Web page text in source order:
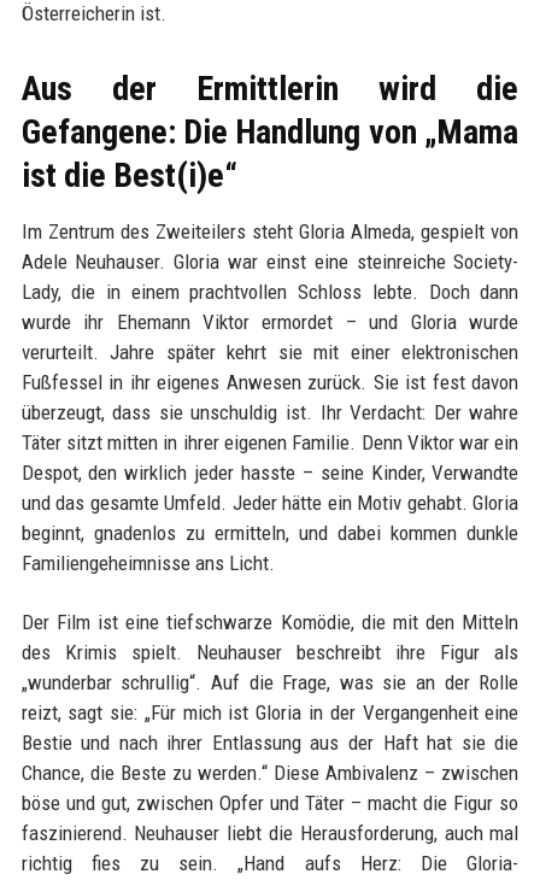
Österreicherin ist.
Aus der Ermittlerin wird die
Gefangene: Die Handlung von „Mama
ist die Best(i)e“
Im Zentrum des Zweiteilers steht Gloria Almeda, gespielt von
Adele Neuhauser. Gloria war einst eine steinreiche Society-
Lady, die in einem prachtvollen Schloss lebte. Doch dann
wurde ihr Ehemann Viktor ermordet – und Gloria wurde
verurteilt. Jahre später kehrt sie mit einer elektronischen
Fußfessel in ihr eigenes Anwesen zurück. Sie ist fest davon
überzeugt, dass sie unschuldig ist. Ihr Verdacht: Der wahre
Täter sitzt mitten in ihrer eigenen Familie. Denn Viktor war ein
Despot, den wirklich jeder hasste – seine Kinder, Verwandte
und das gesamte Umfeld. Jeder hätte ein Motiv gehabt. Gloria
beginnt, gnadenlos zu ermitteln, und dabei kommen dunkle
Familiengeheimnisse ans Licht.
Der Film ist eine tiefschwarze Komödie, die mit den Mitteln
des Krimis spielt. Neuhauser beschreibt ihre Figur als
„wunderbar schrullig“. Auf die Frage, was sie an der Rolle
reizt, sagt sie: „Für mich ist Gloria in der Vergangenheit eine
Bestie und nach ihrer Entlassung aus der Haft hat sie die
Chance, die Beste zu werden.“ Diese Ambivalenz – zwischen
böse und gut, zwischen Opfer und Täter – macht die Figur so
faszinierend. Neuhauser liebt die Herausforderung, auch mal
richtig fies zu sein. „Hand aufs Herz: Die Gloria-